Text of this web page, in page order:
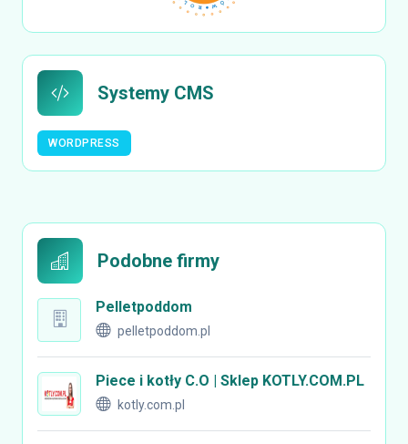
Systemy CMS
WORDPRESS
Podobne firmy
Pelletpoddom
pelletpoddom.pl
Piece i kotły C.O | Sklep KOTLY.COM.PL
kotly.com.pl